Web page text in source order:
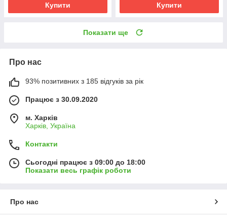
Купити Купити
Показати ще
Про нас
93% позитивних з 185 відгуків за рік
Працює з 30.09.2020
м. Харків
Харків, Україна
Контакти
Сьогодні працює з 09:00 до 18:00
Показати весь графік роботи
Про нас